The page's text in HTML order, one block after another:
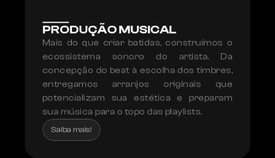
PRODUÇÃO MUSICAL
Mais do que criar batidas, construímos o
ecossistema sonoro do artista. Da
concepção do beat à escolha dos timbres,
entregamos arranjos originais que
potencializam sua estética e preparam
sua música para o topo das playlists.
Saiba mais!